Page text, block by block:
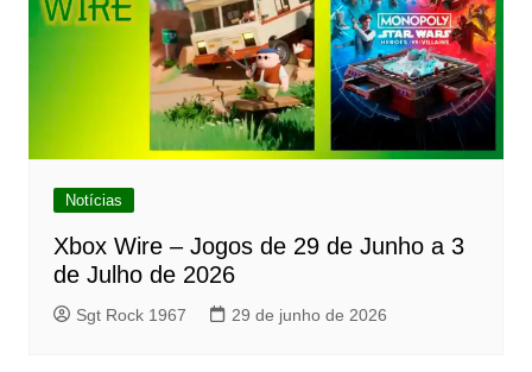
Notícias
Xbox Wire – Jogos de 29 de Junho a 3
de Julho de 2026
Sgt Rock 1967 29 de junho de 2026